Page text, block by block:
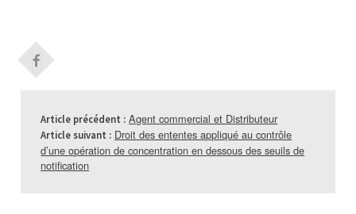
Article précédent : Agent commercial et Distributeur
Article suivant : Droit des ententes appliqué au contrôle
d’une opération de concentration en dessous des seuils de
notification